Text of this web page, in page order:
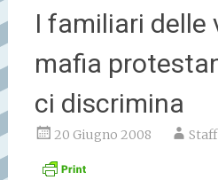
I familiari delle
mafia
ci discrimina
20 Giugno 2008 Staff